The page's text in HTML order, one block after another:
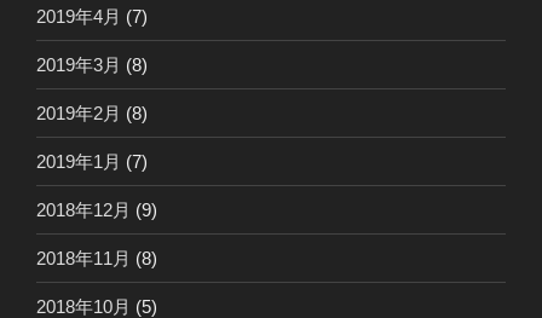
2019年4月 (7)
2019年3月 (8)
2019年2月 (8)
2019年1月 (7)
2018年12月 (9)
2018年11月 (8)
2018年10月 (5)